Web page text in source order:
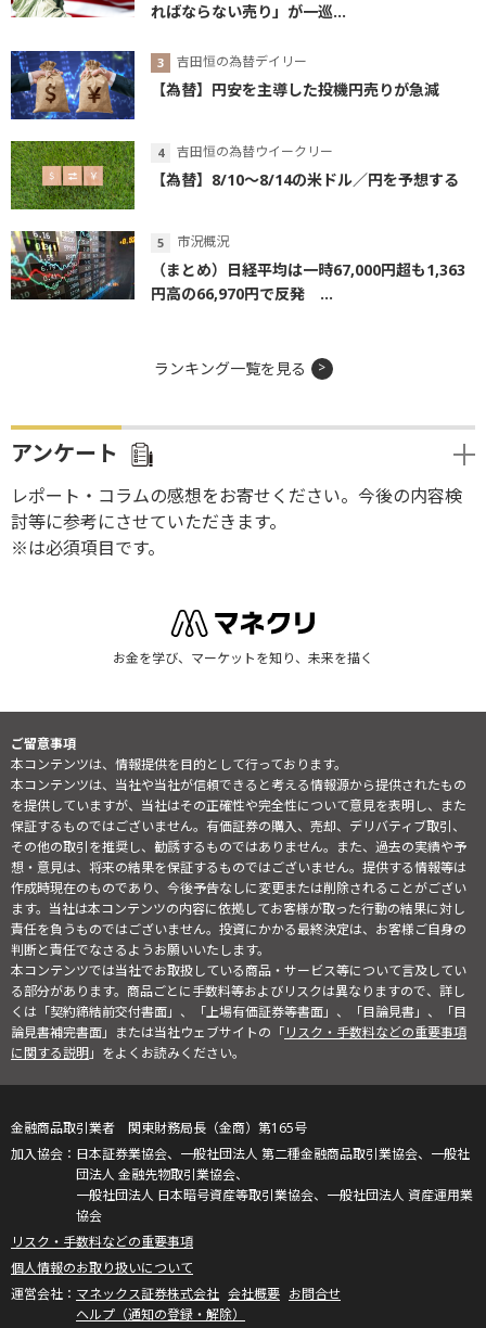
ればならない売り」が一巡...
吉田恒の為替デイリー
【為替】円安を主導した投機円売りが急減
吉田恒の為替ウイークリー
【為替】8/10～8/14の米ドル／円を予想する
市況概況
（まとめ）日経平均は一時67,000円超も1,363
円高の66,970円で反発 ...
ランキング一覧を見る
アンケート
レポート・コラムの感想をお寄せください。今後の内容検
討等に参考にさせていただきます。
※は必須項目です。
お金を学び、マーケットを知り、未来を描く
ご留意事項
本コンテンツは、情報提供を目的として行っております。
本コンテンツは、当社や当社が信頼できると考える情報源から提供されたもの
を提供していますが、当社はその正確性や完全性について意見を表明し、また
保証するものではございません。有価証券の購入、売却、デリバティブ取引、
その他の取引を推奨し、勧誘するものではありません。また、過去の実績や予
想・意見は、将来の結果を保証するものではございません。提供する情報等は
作成時現在のものであり、今後予告なしに変更または削除されることがござい
ます。当社は本コンテンツの内容に依拠してお客様が取った行動の結果に対し
責任を負うものではございません。投資にかかる最終決定は、お客様ご自身の
判断と責任でなさるようお願いいたします。
本コンテンツでは当社でお取扱している商品・サービス等について言及してい
る部分があります。商品ごとに手数料等およびリスクは異なりますので、詳し
くは「契約締結前交付書面」、「上場有価証券等書面」、「目論見書」、「目
論見書補完書面」または当社ウェブサイトの「リスク・手数料などの重要事項
に関する説明」をよくお読みください。
金融商品取引業者 関東財務局長（金商）第165号
日本証券業協会、一般社団法人 第二種金融商品取引業協会、一般社
団法人 金融先物取引業協会、
一般社団法人 日本暗号資産等取引業協会、一般社団法人 資産運用業
協会
リスク・手数料などの重要事項
個人情報のお取り扱いについて
マネックス証券株式会社 会社概要 お問合せ
ヘルプ（通知の登録・解除）